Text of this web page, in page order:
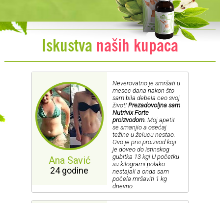
Iskustva naših kupaca
Ana Savić
24 godine
Neverovatno je smršati u
mesec dana nakon što
sam bila debela ceo svoj
život! Prezadovoljna sam
Nutrivix Forte
proizvodom. Moj apetit
se smanjio a osećaj
težine u želucu nestao.
Ovo je prvi proizvod koji
je doveo do istinskog
gubitka 13 kg! U početku
su kilogrami polako
nestajali a onda sam
počela mršaviti 1 kg
dnevno.